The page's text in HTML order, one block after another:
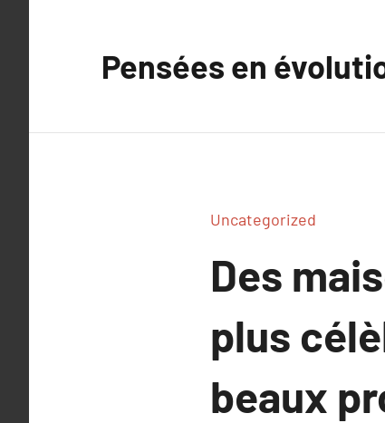
Pensées en
Uncategorized
Des
plus
beaux